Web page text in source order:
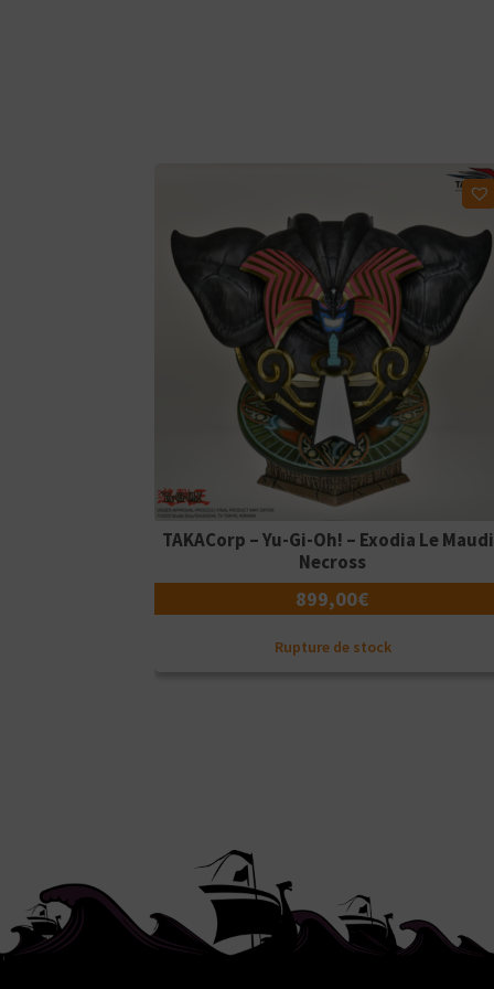
TAKACorp – Yu-Gi-Oh! – Exodia Le
Necross
899,00€
Rupture de stock